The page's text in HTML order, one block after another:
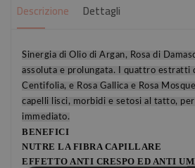
Descrizione Dettagli
Sinergia di Olio di Argan, Rosa di
assoluta e prolungata. I quattro estratti
Centifolia, e Rosa Gallica e Rosa
capelli lisci, morbidi e setosi al tatto,
immediato.
BENEFICI
NUTRE LA FIBRA CAPILLARE
EFFETTO ANTI CRESPO ED ANTI